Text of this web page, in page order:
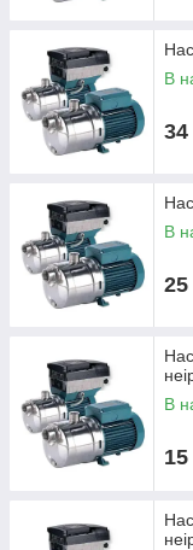
Calpeda MXH
Графік
CalpedaMXH, MXHL
В
34
В
25
В